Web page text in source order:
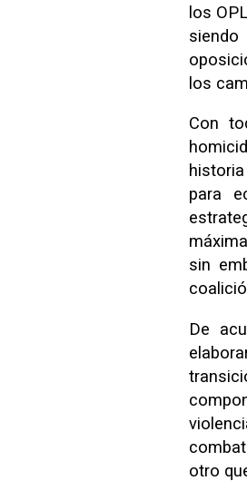
los
los
Con
para
sin
De
otro